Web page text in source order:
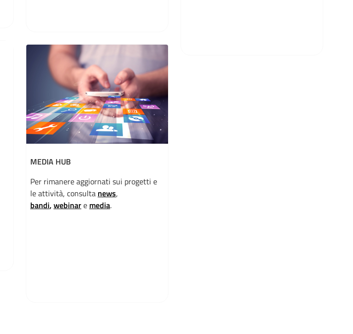
MEDIA HUB
Per rimanere aggiornati sui progetti e
le attività, consulta news,
bandi, webinare media.